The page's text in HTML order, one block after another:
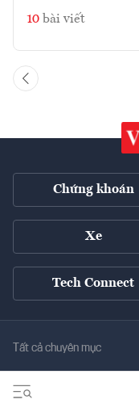
10 bài viết
Chứng khoán
Xe
Tech Connect
Tất cả chuyên mục